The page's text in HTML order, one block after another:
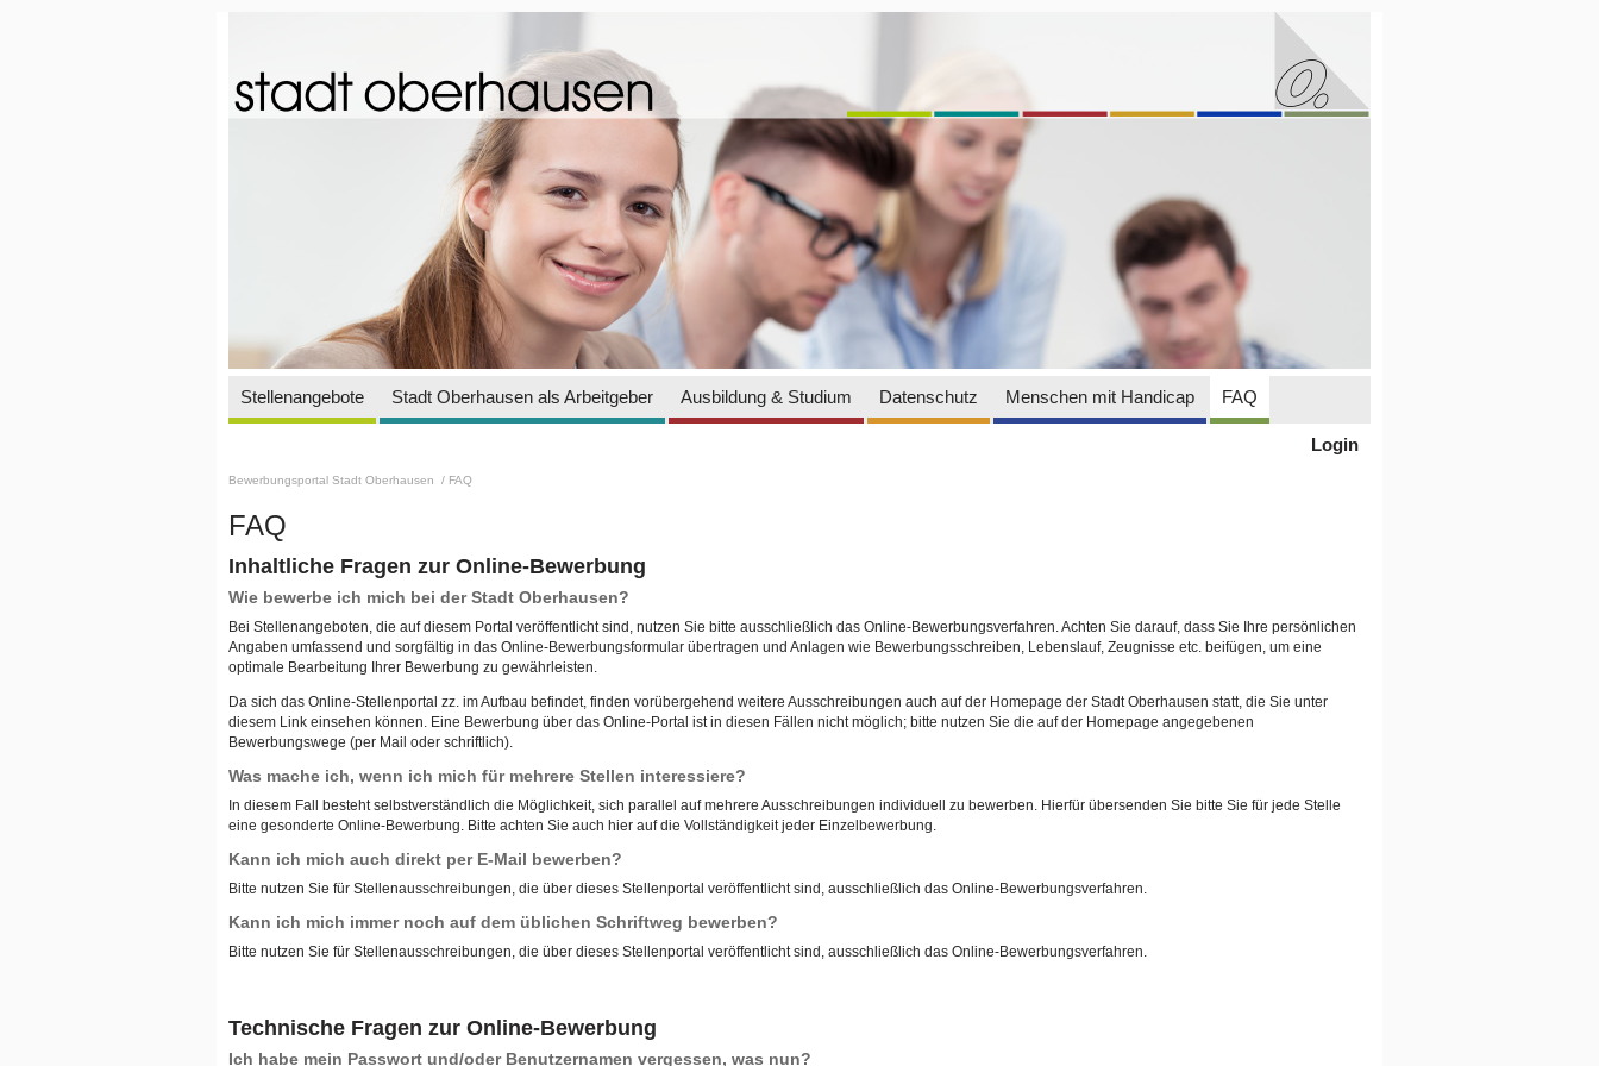
Stellenangebote Stadt Oberhausen als Arbeitgeber Ausbildung & Studium Datenschutz Menschen mit Handicap FAQ
Login
Bewerbungsportal Stadt Oberhausen / FAQ
FAQ
Inhaltliche Fragen zur Online-Bewerbung
Wie bewerbe ich mich bei der Stadt Oberhausen?
Bei Stellenangeboten, die auf diesem Portal veröffentlicht sind, nutzen Sie bitte ausschließlich das Online-Bewerbungsverfahren. Achten Sie darauf, dass Sie Ihre persönlichen
Angaben umfassend und sorgfältig in das Online-Bewerbungsformular übertragen und Anlagen wie Bewerbungsschreiben, Lebenslauf, Zeugnisse etc. beifügen, um eine
optimale Bearbeitung Ihrer Bewerbung zu gewährleisten.
Da sich das Online-Stellenportal zz. im Aufbau befindet, finden vorübergehend weitere Ausschreibungen auch auf der Homepage der Stadt Oberhausen statt, die Sie unter
diesem Link einsehen können. Eine Bewerbung über das Online-Portal ist in diesen Fällen nicht möglich; bitte nutzen Sie die auf der Homepage angegebenen
Bewerbungswege (per Mail oder schriftlich).
Was mache ich, wenn ich mich für mehrere Stellen interessiere?
In diesem Fall besteht selbstverständlich die Möglichkeit, sich parallel auf mehrere Ausschreibungen individuell zu bewerben. Hierfür übersenden Sie bitte Sie für jede Stelle
eine gesonderte Online-Bewerbung. Bitte achten Sie auch hier auf die Vollständigkeit jeder Einzelbewerbung.
Kann ich mich auch direkt per E-Mail bewerben?
Bitte nutzen Sie für Stellenausschreibungen, die über dieses Stellenportal veröffentlicht sind, ausschließlich das Online-Bewerbungsverfahren.
Kann ich mich immer noch auf dem üblichen Schriftweg bewerben?
Bitte nutzen Sie für Stellenausschreibungen, die über dieses Stellenportal veröffentlicht sind, ausschließlich das Online-Bewerbungsverfahren.
Technische Fragen zur Online-Bewerbung
Ich habe mein Passwort und/oder Benutzernamen vergessen, was nun?